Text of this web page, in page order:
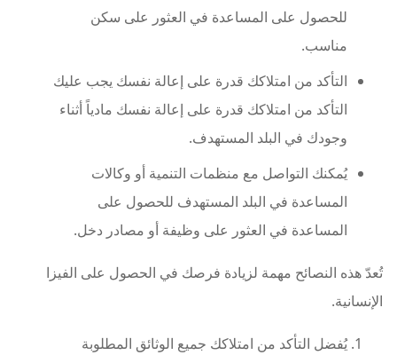
للحصول على المساعدة في العثور على سكن
مناسب.
التأكد من امتلاكك قدرة على إعالة نفسك يجب عليك
التأكد من امتلاكك قدرة على إعالة نفسك مادياً أثناء
وجودك في البلد المستهدف.
يُمكنك التواصل مع منظمات التنمية أو وكالات
المساعدة في البلد المستهدف للحصول على
المساعدة في العثور على وظيفة أو مصادر دخل.
تُعدّ هذه النصائح مهمة لزيادة فرصك في الحصول على الفيزا
الإنسانية.
يُفضل التأكد من امتلاكك جميع الوثائق المطلوبة